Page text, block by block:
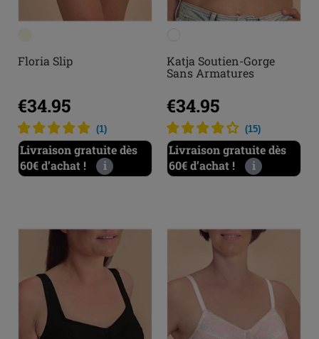
Floria Slip
€34.95
(1)
Livraison gratuite dès
60€ d’achat !
i
Katja Soutien-Gorge
Sans Armatures
€34.95
(15)
Livraison gratuite dès
60€ d’achat !
i